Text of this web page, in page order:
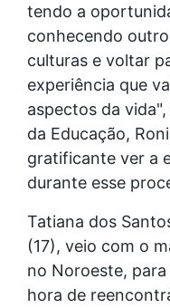
tendo a
conhecendo
culturas e voltar
experiência que
aspectos da
da Educação,
gratificante ver a
durante esse
Tatiana dos
(17), veio com o
no Noroeste,
hora de